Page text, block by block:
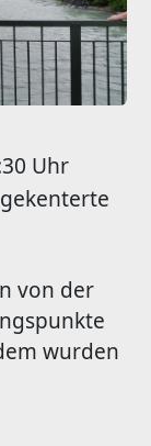
Uhr
von der
wurden